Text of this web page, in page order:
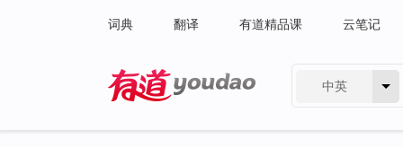
词典 翻译 有道精品课 云笔记
中英